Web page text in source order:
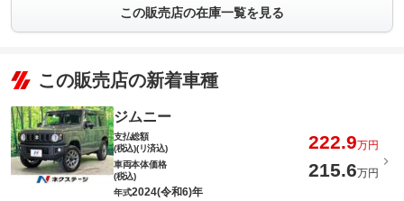
この販売店の在庫一覧を見る
この販売店の新着車種
ジムニー
支払総額
(税込)(リ済込)
222.9万円
車両本体価格
(税込)
215.6万円
年式2024(令和6)年